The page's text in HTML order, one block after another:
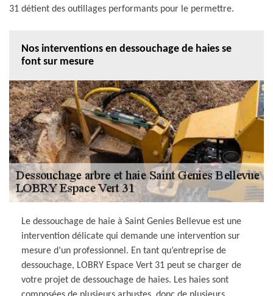
31 détient des outillages performants pour le permettre.
Nos interventions en dessouchage de haies se
font sur mesure
Le dessouchage de haie à Saint Genies Bellevue est une
intervention délicate qui demande une intervention sur
mesure d’un professionnel. En tant qu’entreprise de
dessouchage, LOBRY Espace Vert 31 peut se charger de
votre projet de dessouchage de haies. Les haies sont